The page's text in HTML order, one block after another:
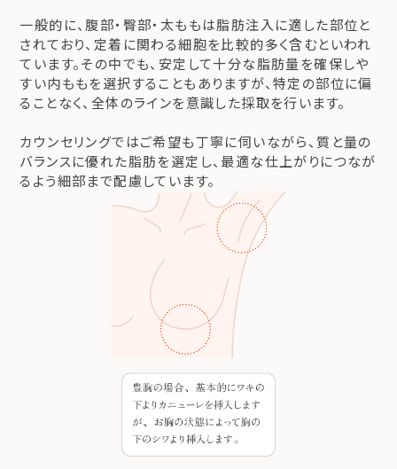
一般的に、腹部・臀部・太ももは脂肪注入に適した部位と
されており、定着に関わる細胞を比較的多く含むといわれ
ています。その中でも、安定して十分な脂肪量を確保しや
すい内ももを選択することもありますが、特定の部位に偏
ることなく、全体のラインを意識した採取を行います。
カウンセリングではご希望も丁寧に伺いながら、質と量の
バランスに優れた脂肪を選定し、最適な仕上がりにつなが
るよう細部まで配慮しています。